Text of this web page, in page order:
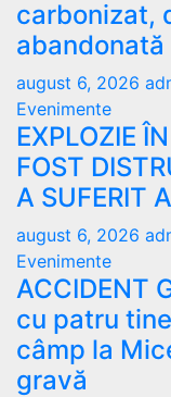
carbonizat,
abandonată
august 6, 2026
Evenimente
EXPLOZIE
FOST
A SUFERIT
august 6, 2026
Evenimente
ACCIDENT
cu patru
câmp la
gravă